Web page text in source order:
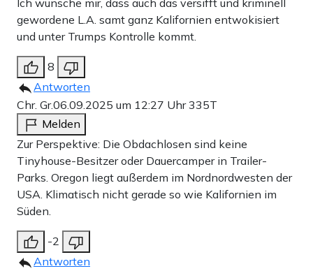
gewordene L.A. samt ganz Kalifornien entwokisiert
und unter Trumps Kontrolle kommt.
8
Antworten
Chr. Gr.06.09.2025 um 12:27 Uhr335T
Melden
Zur Perspektive: Die Obdachlosen sind keine
Tinyhouse-Besitzer oder Dauercamper in Trailer-
Parks. Oregon liegt außerdem im Nordnordwesten der
USA. Klimatisch nicht gerade so wie Kalifornien im
Süden.
-2
Antworten